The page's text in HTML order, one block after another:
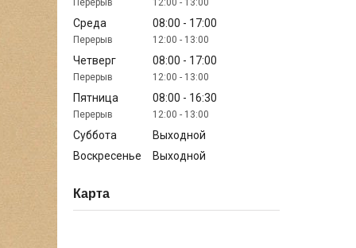
12:00 13:00
Среда 08:00 17:00
12:00 13:00
Четверг 08:00 17:00
12:00 13:00
Пятница 08:00 16:30
12:00 13:00
Суббота
Выходной
Воскресенье
Выходной
Карта